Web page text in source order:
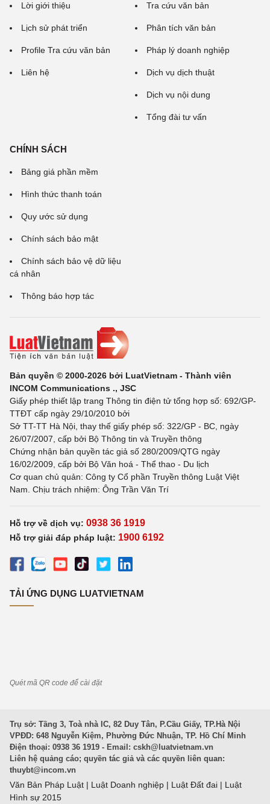
Lời giới thiệu
Lịch sử phát triển
Profile Tra cứu văn bản
Liên hệ
Tra cứu văn bản
Phân tích văn bản
Pháp lý doanh nghiệp
Dịch vụ dịch thuật
Dịch vụ nội dung
Tổng đài tư vấn
CHÍNH SÁCH
Bảng giá phần mềm
Hình thức thanh toán
Quy ước sử dụng
Chính sách bảo mật
Chính sách bảo vệ dữ liệu
cá nhân
Thông báo hợp tác
Bản quyền © 2000-2026 bởi LuatVietnam - Thành viên
INCOM Communications ., JSC
Giấy phép thiết lập trang Thông tin điện tử tổng hợp số: 692/GP-
TTĐT cấp ngày 29/10/2010 bởi
Sở TT-TT Hà Nội, thay thế giấy phép số: 322/GP - BC, ngày
26/07/2007, cấp bởi Bộ Thông tin và Truyền thông
Chứng nhận bản quyền tác giả số 280/2009/QTG ngày
16/02/2009, cấp bởi Bộ Văn hoá - Thể thao - Du lịch
Cơ quan chủ quản: Công ty Cổ phần Truyền thông Luật Việt
Nam. Chịu trách nhiệm: Ông Trần Văn Trí
Hỗ trợ về dịch vụ: 0938 36 1919
Hỗ trợ giải đáp pháp luật: 1900 6192
TẢI ỨNG DỤNG LUATVIETNAM
Quét mã QR code để cài đặt
Trụ sở: Tầng 3, Toà nhà IC, 82 Duy Tân, P.Cầu Giấy, TP.Hà Nội
VPĐD: 648 Nguyễn Kiệm, Phường Đức Nhuận, TP. Hồ Chí Minh
Điện thoại: 0938 36 1919 - Email: cskh@luatvietnam.vn
Liên hệ quảng cáo; quyền tác giả và các quyền liên quan:
thuybt@incom.vn
Văn Bản Pháp Luật | Luật Doanh nghiệp | Luật Đất đai | Luật
Hình sự 2015